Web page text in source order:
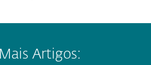
Mais Artigos: